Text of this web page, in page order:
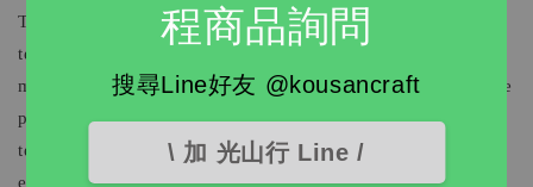
程商品詢問
搜尋Line好友 @kousancraft
\ 加 光山行 Line /
This work innovates the traditional lacquerware inlay
technique, breaking away from the usual use of thin
materials such as eggshells and seashells by introducing lace
paper coasters as the inlay material. It simulates the
technique of layered lacquer, showcasing a strong sense of